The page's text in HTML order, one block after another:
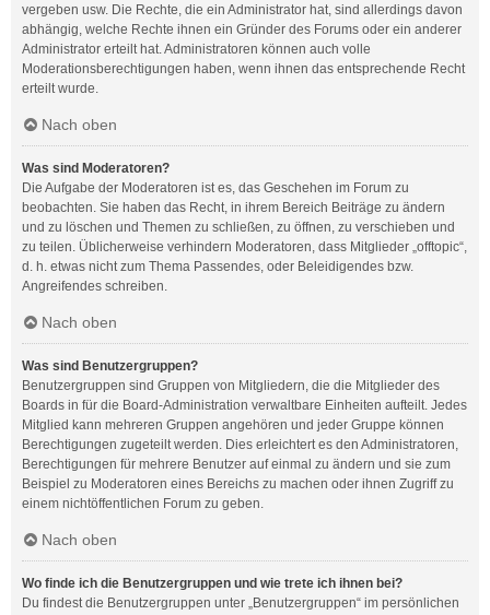
vergeben usw. Die Rechte, die ein Administrator hat, sind allerdings davon
abhängig, welche Rechte ihnen ein Gründer des Forums oder ein anderer
Administrator erteilt hat. Administratoren können auch volle
Moderationsberechtigungen haben, wenn ihnen das entsprechende Recht
erteilt wurde.
Nach oben
Was sind Moderatoren?
Die Aufgabe der Moderatoren ist es, das Geschehen im Forum zu
beobachten. Sie haben das Recht, in ihrem Bereich Beiträge zu ändern
und zu löschen und Themen zu schließen, zu öffnen, zu verschieben und
zu teilen. Üblicherweise verhindern Moderatoren, dass Mitglieder „offtopic“,
d. h. etwas nicht zum Thema Passendes, oder Beleidigendes bzw.
Angreifendes schreiben.
Nach oben
Was sind Benutzergruppen?
Benutzergruppen sind Gruppen von Mitgliedern, die die Mitglieder des
Boards in für die Board-Administration verwaltbare Einheiten aufteilt. Jedes
Mitglied kann mehreren Gruppen angehören und jeder Gruppe können
Berechtigungen zugeteilt werden. Dies erleichtert es den Administratoren,
Berechtigungen für mehrere Benutzer auf einmal zu ändern und sie zum
Beispiel zu Moderatoren eines Bereichs zu machen oder ihnen Zugriff zu
einem nichtöffentlichen Forum zu geben.
Nach oben
Wo finde ich die Benutzergruppen und wie trete ich ihnen bei?
Du findest die Benutzergruppen unter „Benutzergruppen“ im persönlichen